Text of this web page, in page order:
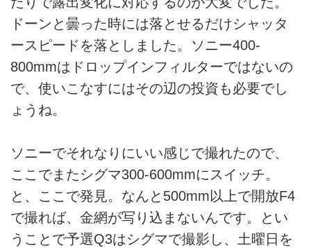
ドーンと曇った時には落とせるだけシャッタ
ースピードを落としました。ソニー400-
800mmはドロップインフィルターではないの
で、使いこなすにはその辺の投資も必要でし
ょうね。
ソニーでそれなりにいい感じで撮れたので、
ここでまたシグマ300-600mmにスイッチ。
と、ここで発見。なんと500mm以上で開放F4
で撮れば、金網が写り込まないんです。とい
うことで予選Q3はシグマで撮影し、土曜日を